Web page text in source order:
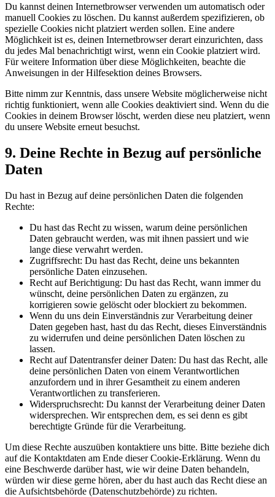
Du kannst deinen Internetbrowser verwenden um automatisch oder
manuell Cookies zu löschen. Du kannst außerdem spezifizieren, ob
spezielle Cookies nicht platziert werden sollen. Eine andere
Möglichkeit ist es, deinen Internetbrowser derart einzurichten, dass
du jedes Mal benachrichtigt wirst, wenn ein Cookie platziert wird.
Für weitere Information über diese Möglichkeiten, beachte die
Anweisungen in der Hilfesektion deines Browsers.
Bitte nimm zur Kenntnis, dass unsere Website möglicherweise nicht
richtig funktioniert, wenn alle Cookies deaktiviert sind. Wenn du die
Cookies in deinem Browser löscht, werden diese neu platziert, wenn
du unsere Website erneut besuchst.
9. Deine Rechte in Bezug auf persönliche
Daten
Du hast in Bezug auf deine persönlichen Daten die folgenden
Rechte:
Du hast das Recht zu wissen, warum deine persönlichen
Daten gebraucht werden, was mit ihnen passiert und wie
lange diese verwahrt werden.
Zugriffsrecht: Du hast das Recht, deine uns bekannten
persönliche Daten einzusehen.
Recht auf Berichtigung: Du hast das Recht, wann immer du
wünscht, deine persönlichen Daten zu ergänzen, zu
korrigieren sowie gelöscht oder blockiert zu bekommen.
Wenn du uns dein Einverständnis zur Verarbeitung deiner
Daten gegeben hast, hast du das Recht, dieses Einverständnis
zu widerrufen und deine persönlichen Daten löschen zu
lassen.
Recht auf Datentransfer deiner Daten: Du hast das Recht, alle
deine persönlichen Daten von einem Verantwortlichen
anzufordern und in ihrer Gesamtheit zu einem anderen
Verantwortlichen zu transferieren.
Widerspruchsrecht: Du kannst der Verarbeitung deiner Daten
widersprechen. Wir entsprechen dem, es sei denn es gibt
berechtigte Gründe für die Verarbeitung.
Um diese Rechte auszuüben kontaktiere uns bitte. Bitte beziehe dich
auf die Kontaktdaten am Ende dieser Cookie-Erklärung. Wenn du
eine Beschwerde darüber hast, wie wir deine Daten behandeln,
würden wir diese gerne hören, aber du hast auch das Recht diese an
die Aufsichtsbehörde (Datenschutzbehörde) zu richten.